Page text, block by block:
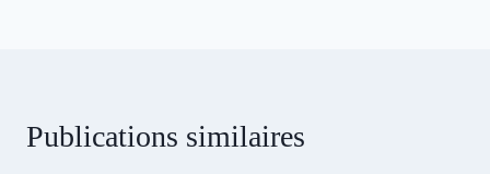
Publications similaires